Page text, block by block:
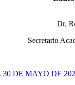
Dr.
Secretario
DE MAYO DE